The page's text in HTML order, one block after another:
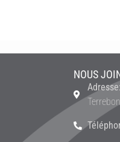
NOUS
Adresse: